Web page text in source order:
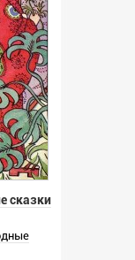
сказки